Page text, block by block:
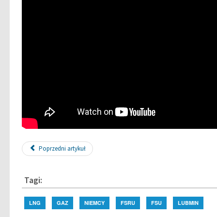
Poprzedni artykuł
Tagi:
LNG GAZ NIEMCY FSRU FSU LUBMIN